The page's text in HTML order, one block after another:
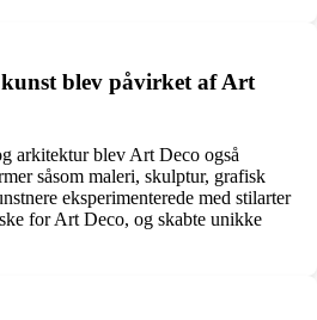
blev påvirket af Art
arkitektur blev Art Deco også
såsom maleri, skulptur, grafisk
eksperimenterede med stilarter
for Art Deco, og skabte unikke